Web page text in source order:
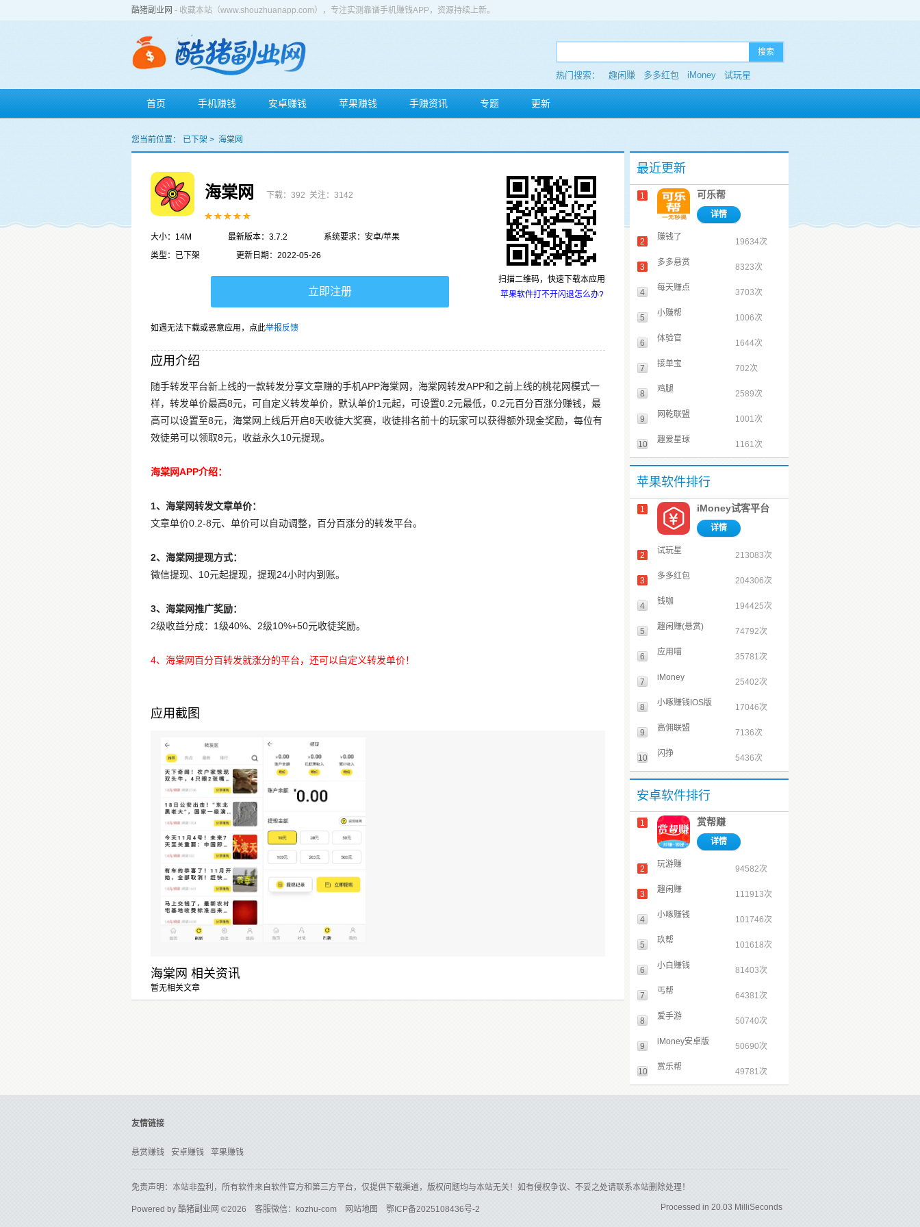
酷猪副业网 - 收藏本站（www.shouzhuanapp.com），专注实测靠谱手机赚钱APP，资源持续上新。
搜索
热门搜索： 趣闲赚 多多红包 iMoney 试玩星
首页 手机赚钱 安卓赚钱 苹果赚钱 手赚资讯 专题 更新
您当前位置： 已下架 > 海棠网
扫描二维码，快速下载本应用
苹果软件打不开闪退怎么办?
海棠网 下载：392 关注：3142
大小：14M 最新版本：3.7.2
系统要求：安卓/苹果
类型：已下架
更新日期：2022-05-26
立即注册
如遇无法下载或恶意应用，点此举报反馈
应用介绍
随手转发平台新上线的一款转发分享文章赚的手机APP海棠网，海棠网转发APP和之前上线的桃花网模式一
样，转发单价最高8元，可自定义转发单价，默认单价1元起，可设置0.2元最低，0.2元百分百涨分赚钱，最
高可以设置至8元，海棠网上线后开启8天收徒大奖赛，收徒排名前十的玩家可以获得额外现金奖励，每位有
效徒弟可以领取8元，收益永久10元提现。
海棠网APP介绍：
1、海棠网转发文章单价：
文章单价0.2-8元、单价可以自动调整，百分百涨分的转发平台。
2、海棠网提现方式：
微信提现、10元起提现，提现24小时内到账。
3、海棠网推广奖励：
2级收益分成：1级40%、2级10%+50元收徒奖励。
4、海棠网百分百转发就涨分的平台，还可以自定义转发单价！
应用截图
海棠网 相关资讯
暂无相关文章
最近更新
1 可乐帮
详情
2 赚钱了 19634次
3 多多悬赏 8323次
4 每天赚点 3703次
5 小赚帮 1006次
6 体验官 1644次
7 接单宝 702次
8 鸡腿 2589次
9 网乾联盟 1001次
10 趣爱星球 1161次
苹果软件排行
1 iMoney试客平台
详情
2 试玩星 213083次
3 多多红包 204306次
4 钱咖 194425次
5 趣闲赚(悬赏) 74792次
6 应用喵 35781次
7 iMoney 25402次
8 小啄赚钱IOS版 17046次
9 高佣联盟 7136次
10 闪挣 5436次
安卓软件排行
1 赏帮赚
详情
2 玩游赚 94582次
3 趣闲赚 111913次
4 小啄赚钱 101746次
5 玖帮 101618次
6 小白赚钱 81403次
7 丐帮 64381次
8 爱手游 50740次
9 iMoney安卓版 50690次
10 赏乐帮 49781次
友情链接
悬赏赚钱 安卓赚钱 苹果赚钱
免责声明：本站非盈利，所有软件来自软件官方和第三方平台，仅提供下载渠道，版权问题均与本站无关！如有侵权争议、不妥之处请联系本站删除处理！
Powered by 酷猪副业网 ©2026 客服微信：kozhu-com 网站地图 鄂ICP备2025108436号-2 Processed in 20.03 MilliSeconds